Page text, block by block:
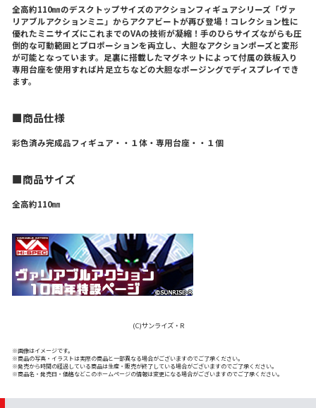
全高約110㎜のデスクトップサイズのアクションフィギュアシリーズ「ヴァ
リアブルアクションミニ」からアクアビートが再び登場！コレクション性に
優れたミニサイズにこれまでのVAの技術が凝縮！手のひらサイズながらも圧
倒的な可動範囲とプロポーションを両立し、大胆なアクションポーズと変形
が可能となっています。足裏に搭載したマグネットによって付属の鉄板入り
専用台座を使用すれば片足立ちなどの大胆なポージングでディスプレイでき
ます。
■商品仕様
彩色済み完成品フィギュア・・１体・専用台座・・１個
■商品サイズ
全高約110㎜
(C)サンライズ・R
※画像はイメージです。
※商品の写真・イラストは実際の商品と一部異なる場合がございますのでご了承ください。
※発売から時間の経過している商品は生産・販売が終了している場合がございますのでご了承ください。
※商品名・発売日・価格などこのホームページの情報は変更になる場合がございますのでご了承ください。